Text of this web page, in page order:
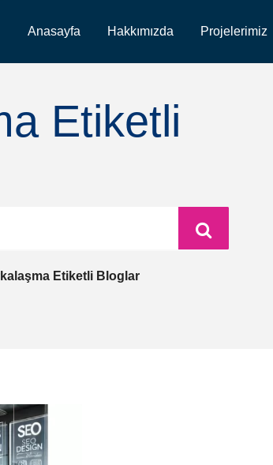
Anasayfa Hakkımızda Projelerimiz
Etiketli
Etiketli Bloglar